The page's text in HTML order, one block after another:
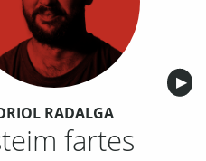
▶︎
RADALGA
fartes